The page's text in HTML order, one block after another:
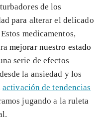
de los
para alterar el delicado
medicamentos,
mejorar nuestro estado
serie de efectos
la ansiedad y los
activación de tendencias
jugando a la ruleta